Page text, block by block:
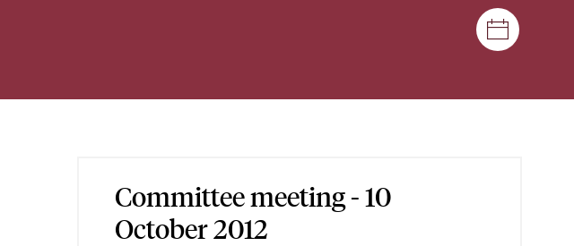
Sessions
Committee meeting - 10
October 2012